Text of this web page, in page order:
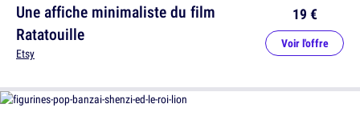
Une affiche minimaliste du film
Ratatouille
Etsy
19 €
Voir l'offre